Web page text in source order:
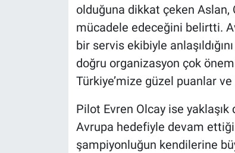
olduğuna dikkat çeken Aslan,
mücadele edeceğini belirtti.
bir servis ekibiyle
doğru organizasyon çok
Türkiye’mize güzel puanlar
Pilot Evren Olcay ise
Avrupa hedefiyle devam
şampiyonluğun kendilerine